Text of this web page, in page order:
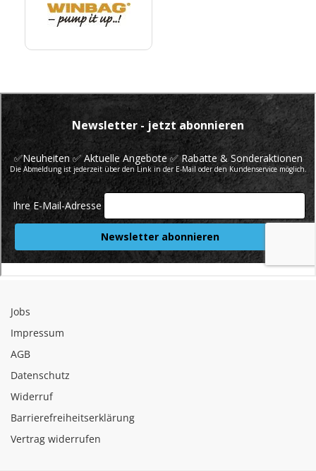
Jobs
Impressum
AGB
Datenschutz
Widerruf
Barrierefreiheitserklärung
Vertrag widerrufen